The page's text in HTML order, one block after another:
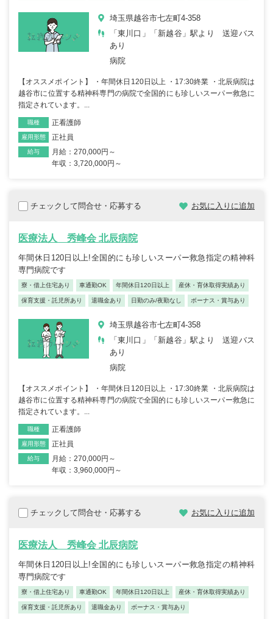
埼玉県越谷市七左町4-358
「東川口」「新越谷」駅より 送迎バス
あり
病院
【オススメポイント】 ・年間休日120日以上 ・17:30終業 ・北辰病院は
越谷市に位置する精神科専門の病院で全国的にも珍しいスーパー救急に
指定されています。...
職種 正看護師
雇用形態 正社員
給与
月給：270,000円～
年収：3,720,000円～
チェックして問合せ・応募する お気に入りに追加
医療法人 秀峰会 北辰病院
年間休日120日以上!全国的にも珍しいスーパー救急指定の精神科
専門病院です
寮・借上住宅あり 車通勤OK 年間休日120日以上 産休・育休取得実績あり
保育支援・託児所あり 退職金あり 日勤のみ/夜勤なし ボーナス・賞与あり
埼玉県越谷市七左町4-358
「東川口」「新越谷」駅より 送迎バス
あり
病院
【オススメポイント】 ・年間休日120日以上 ・17:30終業 ・北辰病院は
越谷市に位置する精神科専門の病院で全国的にも珍しいスーパー救急に
指定されています。...
職種 正看護師
雇用形態 正社員
給与
月給：270,000円～
年収：3,960,000円～
チェックして問合せ・応募する お気に入りに追加
医療法人 秀峰会 北辰病院
年間休日120日以上!全国的にも珍しいスーパー救急指定の精神科
専門病院です
寮・借上住宅あり 車通勤OK 年間休日120日以上 産休・育休取得実績あり
保育支援・託児所あり 退職金あり ボーナス・賞与あり